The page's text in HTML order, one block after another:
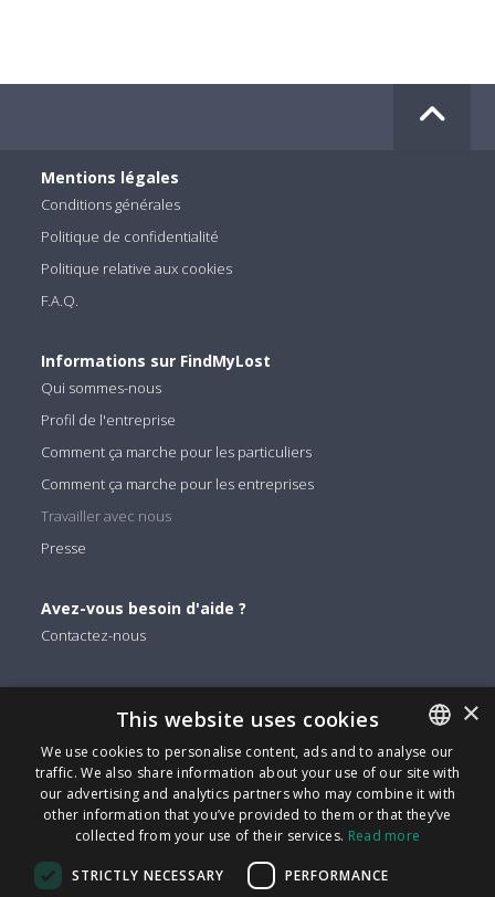
Mentions légales
Conditions générales
Politique de confidentialité
Politique relative aux cookies
F.A.Q.
Informations sur FindMyLost
Qui sommes-nous
Profil de l'entreprise
Comment ça marche pour les particuliers
Comment ça marche pour les entreprises
Travailler avec nous
Presse
Avez-vous besoin d'aide ?
Contactez-nous
Twitter
Linkedin
Instagram
ENGLISH
ITALIAN
SPANISH
×
This website uses cookies
We use cookies to personalise content, ads and to analyse our
traffic. We also share information about your use of our site with
our advertising and analytics partners who may combine it with
other information that you’ve provided to them or that they’ve
collected from your use of their services. Read more
STRICTLY NECESSARY PERFORMANCE